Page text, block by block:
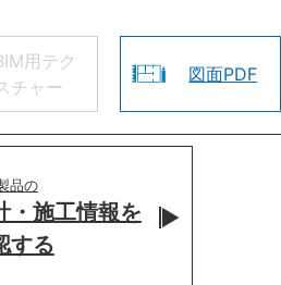
用テク
チャー
図面PDF
品の
・施工情報を
する